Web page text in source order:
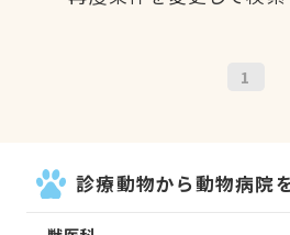
1
診療動物から動物病院